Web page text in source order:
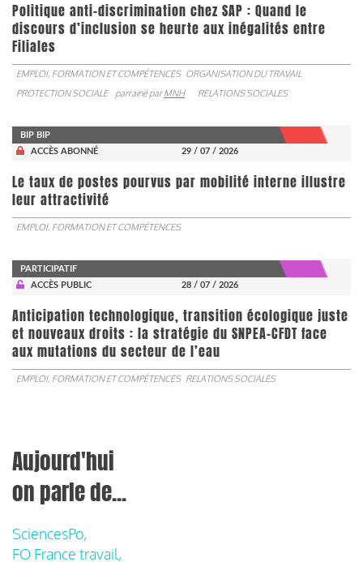
Politique anti-discrimination chez SAP : Quand le
discours d’inclusion se heurte aux inégalités entre
Filiales
EMPLOI, FORMATION ET COMPÉTENCES ORGANISATION DU TRAVAIL
PROTECTION SOCIALE
parrainé parMNH RELATIONS SOCIALES
BIP BIP
ACCÈS ABONNÉ
29 / 07 / 2026
Le taux de postes pourvus par mobilité interne illustre
leur attractivité
EMPLOI, FORMATION ET COMPÉTENCES
PARTICIPATIF
ACCÈS PUBLIC
28 / 07 / 2026
Anticipation technologique, transition écologique juste
et nouveaux droits : la stratégie du SNPEA-CFDT face
aux mutations du secteur de l’eau
EMPLOI, FORMATION ET COMPÉTENCES RELATIONS SOCIALES
Aujourd'hui
on parle de...
SciencesPo,
FO France travail,